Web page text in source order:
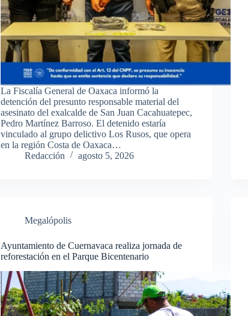
La Fiscalía General de Oaxaca informó la
detención del presunto responsable material del
asesinato del exalcalde de San Juan Cacahuatepec,
Pedro Martínez Barroso. El detenido estaría
vinculado al grupo delictivo Los Rusos, que opera
en la región Costa de Oaxaca…
Redacción
agosto 5, 2026
Megalópolis
Ayuntamiento de Cuernavaca realiza jornada de
reforestación en el Parque Bicentenario